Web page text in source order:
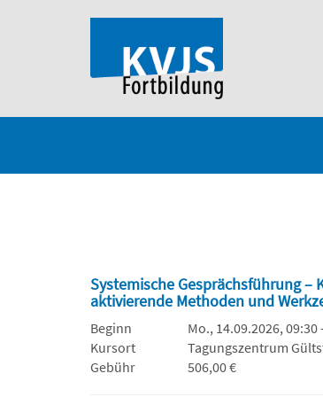
Systemische Gesprächsführung –
aktivierende Methoden und
Beginn
Mo., 14.09.2026, 09:30
Kursort
Tagungszentrum
Gebühr
506,00 €